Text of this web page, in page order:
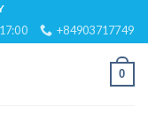
+84903717749
0